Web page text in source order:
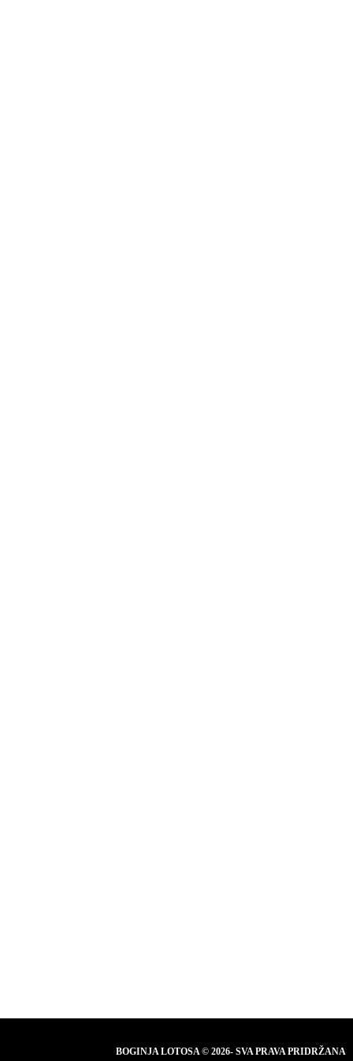
BOGINJA LOTOSA © 2026- SVA PRAVA PRIDRŽANA